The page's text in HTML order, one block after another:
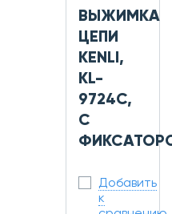
ВЫЖИМКА
ЦЕПИ
KENLI,
KL-
9724C,
С
Добавить
к